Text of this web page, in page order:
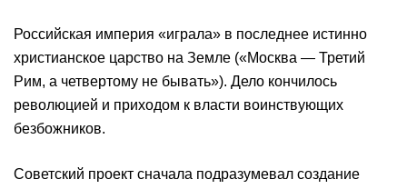
Российская империя «играла» в последнее истинно
христианское царство на Земле («Москва — Третий
Рим, а четвертому не бывать»). Дело кончилось
революцией и приходом к власти воинствующих
безбожников.
Советский проект сначала подразумевал создание